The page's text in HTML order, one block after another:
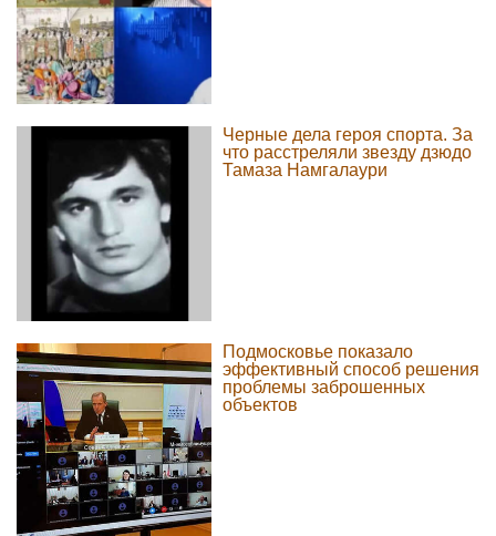
Черные дела героя спорта. За
что расстреляли звезду дзюдо
Тамаза Намгалаури
Подмосковье показало
эффективный способ решения
проблемы заброшенных
объектов